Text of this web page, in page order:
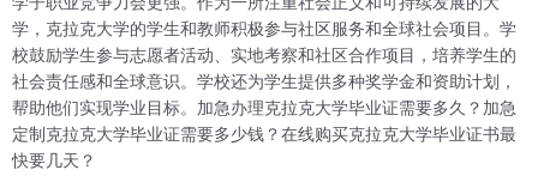
学，克拉克大学的学生和教师积极参与社区服务和全球社会项目。学
校鼓励学生参与志愿者活动、实地考察和社区合作项目，培养学生的
社会责任感和全球意识。学校还为学生提供多种奖学金和资助计划，
帮助他们实现学业目标。加急办理克拉克大学毕业证需要多久？加急
定制克拉克大学毕业证需要多少钱？在线购买克拉克大学毕业证书最
快要几天？